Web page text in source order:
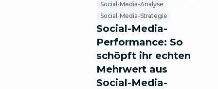
Social-Media-Analyse
Social-Media-Strategie
Social-Media-
Performance: So
schöpft ihr echten
Mehrwert aus
Social-Media-